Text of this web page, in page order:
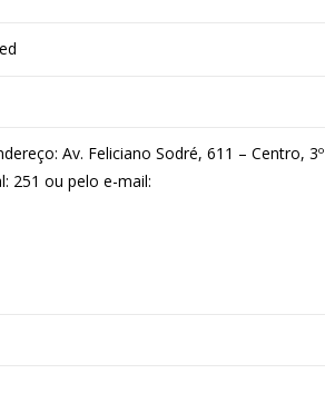
Av. Feliciano Sodré, 611 – Centro, 3º
251 ou pelo e-mail: